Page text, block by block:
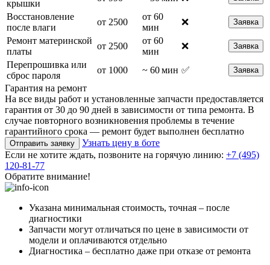
крышки
Восстановление
после влаги
от 2500
от 60
мин
❌ Заявка
Ремонт материнской
платы
от 2500
от 60
мин
❌ Заявка
Перепрошивка или
сброс пароля
от 1000 ~ 60 мин ✅ Заявка
Гарантия на ремонт
На все виды работ и установленные запчасти предоставляется
гарантия от 30 до 90 дней в зависимости от типа ремонта. В
случае повторного возникновения проблемы в течение
гарантийного срока — ремонт будет выполнен бесплатно
Отправить заявку
Узнать цену в боте
Если не хотите ждать, позвоните на горячую линию: +7 (495)
120-81-77
Обратите внимание!
Указана минимальная стоимость, точная – после
диагностики
Запчасти могут отличаться по цене в зависимости от
модели и оплачиваются отдельно
Диагностика – бесплатно даже при отказе от ремонта